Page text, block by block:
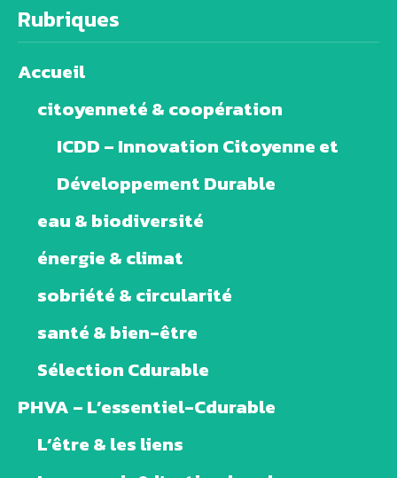
Rubriques
Accueil
citoyenneté & coopération
ICDD – Innovation Citoyenne et
Développement Durable
eau & biodiversité
énergie & climat
sobriété & circularité
santé & bien-être
Sélection Cdurable
PHVA – L’essentiel-Cdurable
L’être & les liens